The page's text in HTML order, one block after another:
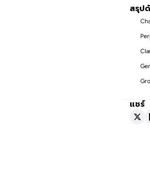
สรุป
แชร์